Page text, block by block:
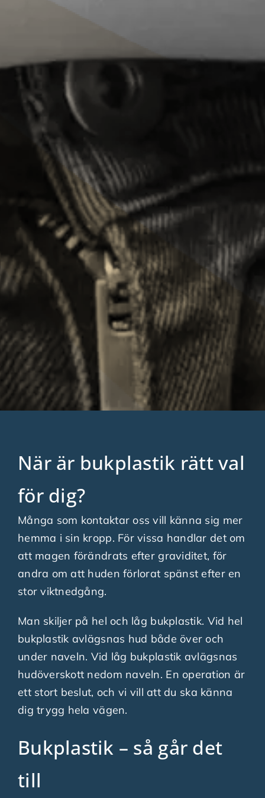
När är bukplastik rätt val
för dig?
Många som kontaktar oss vill känna sig mer
hemma i sin kropp. För vissa handlar det om
att magen förändrats efter graviditet, för
andra om att huden förlorat spänst efter en
stor viktnedgång.
Man skiljer på hel och låg bukplastik. Vid hel
bukplastik avlägsnas hud både över och
under naveln. Vid låg bukplastik avlägsnas
hudöverskott nedom naveln. En operation är
ett stort beslut, och vi vill att du ska känna
dig trygg hela vägen.
Bukplastik – så går det
till